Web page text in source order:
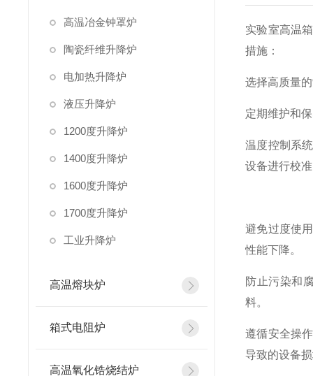
高温冶金钟罩炉
陶瓷纤维升降炉
电加热升降炉
液压升降炉
1200度升降炉
1400度升降炉
1600度升降炉
1700度升降炉
工业升降炉
高温熔块炉
箱式电阻炉
高温氧化锆烧结炉
实验室高温
措施：
选择高质量
定期维护和
温度控制系
设备进行校
避免过度使
性能下降。
防止污染和
料。
遵循安全操
导致的设备